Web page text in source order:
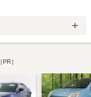
［PR］